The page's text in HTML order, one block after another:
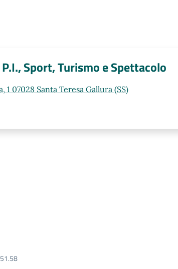
Sport, Turismo e Spettacolo
1 07028 Santa Teresa Gallura (SS)